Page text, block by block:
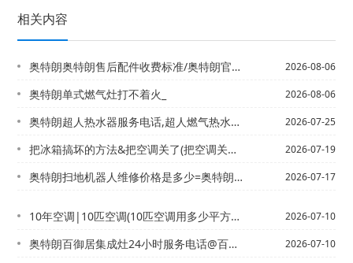
相关内容
奥特朗奥特朗售后配件收费标准/奥特朗官方售后维修中心最新的标准 2026-08-06
奥特朗单式燃气灶打不着火_ 2026-08-06
奥特朗超人热水器服务电话,超人燃气热水器售后服务电话/奥特朗朝阳安装热水器师傅电... 2026-07-25
把冰箱搞坏的方法&把空调关了(把空调关了车窗开启) 2026-07-19
奥特朗扫地机器人维修价格是多少=奥特朗扫地机器人维修价格是多少钱官方发布 2026-07-17
10年空调|10匹空调(10匹空调用多少平方的电线) 2026-07-10
奥特朗百御居集成灶24小时服务电话@百尊燃气灶打不着火换电池 2026-07-10